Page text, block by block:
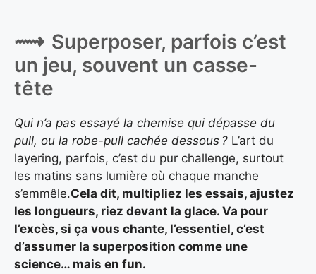
Superposer, parfois c’est
un jeu, souvent un casse-
tête
Qui n’a pas essayé la chemise qui dépasse du
pull, ou la robe-pull cachée dessous ? L’art du
layering, parfois, c’est du pur challenge, surtout
les matins sans lumière où chaque manche
s’emmêle.Cela dit, multipliez les essais, ajustez
les longueurs, riez devant la glace. Va pour
l’excès, si ça vous chante, l’essentiel, c’est
d’assumer la superposition comme une
science… mais en fun.